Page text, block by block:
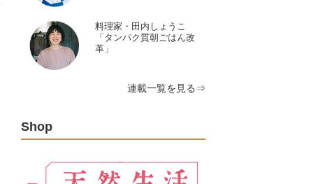
料理家・田内しょうこ
「タンパク質朝ごはん改
革」
連載一覧を見る⇒
Shop